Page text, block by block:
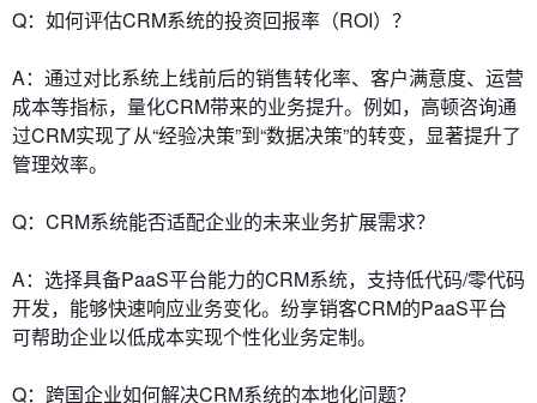
Q：如何评估CRM系统的投资回报率（ROI）？
A：通过对比系统上线前后的销售转化率、客户满意度、运营
成本等指标，量化CRM带来的业务提升。例如，高顿咨询通
过CRM实现了从“经验决策”到“数据决策”的转变，显著提升了
管理效率。
Q：CRM系统能否适配企业的未来业务扩展需求？
A：选择具备PaaS平台能力的CRM系统，支持低代码/零代码
开发，能够快速响应业务变化。纷享销客CRM的PaaS平台
可帮助企业以低成本实现个性化业务定制。
Q：跨国企业如何解决CRM系统的本地化问题？